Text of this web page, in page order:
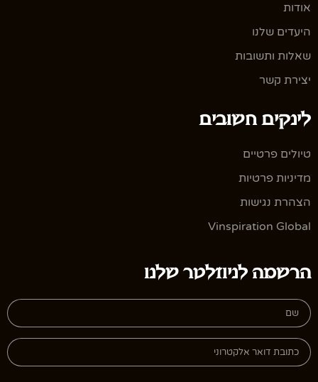
אודות
היעדים שלנו
שאלות ותשובות
יצירת קשר
לינקים חשובים
טיולים פרטיים
מדיניות פרטיות
הצהרת נגישות
Vinspiration Global
הרשמה לניוזלטר שלנו